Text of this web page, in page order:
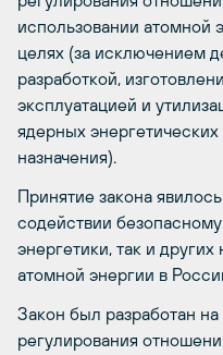
использовании атомной
целях (за исключением
разработкой,
эксплуатацией и
ядерных
назначения).
Принятие закона
содействии
энергетики, так и
атомной энергии в
Закон был разработан
регулирования